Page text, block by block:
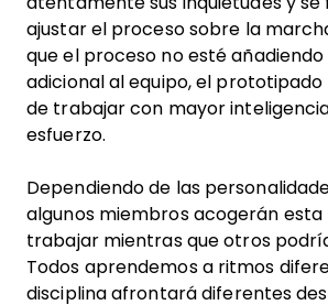
ajustar el proceso sobre la
que el proceso no esté
adicional al equipo, el
de trabajar con mayor
esfuerzo.
Dependiendo de las
algunos miembros acogerán esta
trabajar mientras que otros
Todos aprendemos a ritmos
disciplina afrontará diferentes